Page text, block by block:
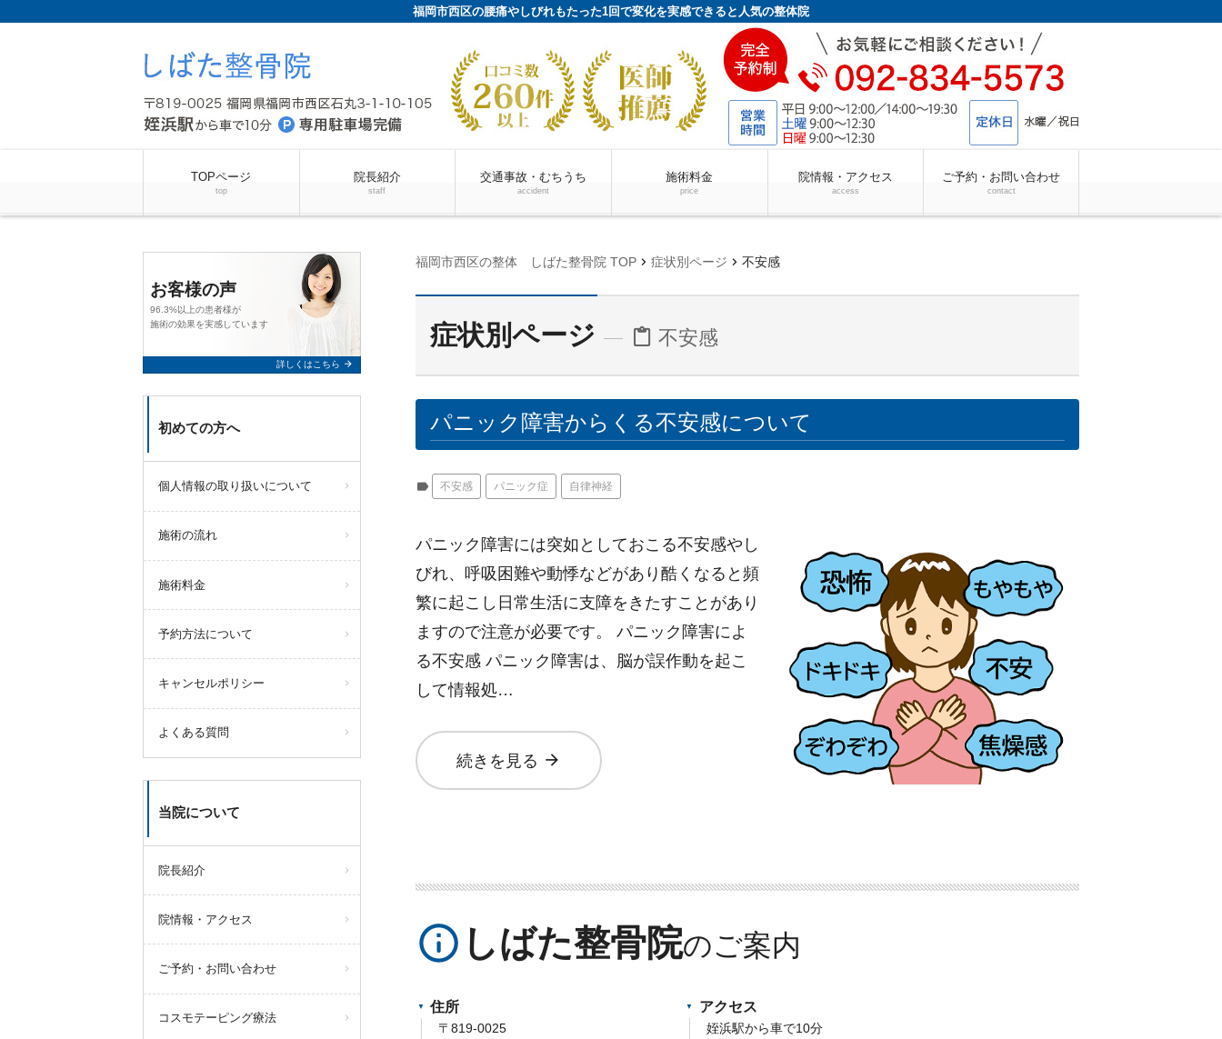
福岡市西区の腰痛やしびれもたった1回で変化を実感できると人気の整体院
TOPページ
top
院長紹介
staff
交通事故・むちうち
accident
施術料金
price
院情報・アクセス
access
ご予約・お問い合わせ
contact
福岡市西区の整体 しばた整骨院 TOP chevron_right 症状別ページ chevron_right 不安感
症状別ページ content_paste 不安感
パニック障害からくる不安感について
label 不安感 パニック症 自律神経
パニック障害には突如としておこる不安感やし
びれ、呼吸困難や動悸などがあり酷くなると頻
繁に起こし日常生活に支障をきたすことがあり
ますので注意が必要です。 パニック障害によ
る不安感 パニック障害は、脳が誤作動を起こ
して情報処…
続きを見る arrow_forward
info_outline しばた整骨院
住所
〒819-0025
アクセス
姪浜駅から車で10分
お客様の声
96.3%以上の患者様が
施術の効果を実感しています
詳しくはこちら arrow_forward
初めての方へ
個人情報の取り扱いについて
施術の流れ
施術料金
予約方法について
キャンセルポリシー
よくある質問
当院について
院長紹介
院情報・アクセス
ご予約・お問い合わせ
コスモテーピング療法